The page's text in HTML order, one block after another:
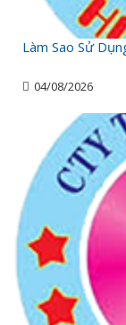
Làm Sao Sử
04/08/2026